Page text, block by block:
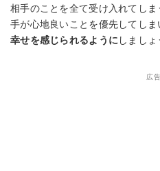
相手のことを全て受け入れてし
手が心地良いことを優先してしま
幸せを感じられるようにしましょ
広告